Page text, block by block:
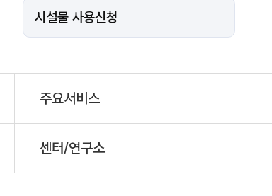
시설물 사용신청
주요서비스
센터/연구소